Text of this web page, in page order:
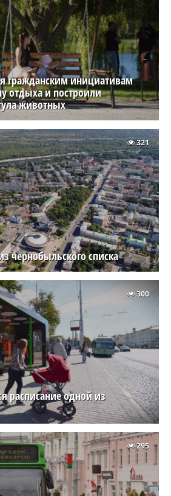
гражданским инициативам
отдыха и построили
животных
чернобыльского списка
321
расписание одной из
300
295